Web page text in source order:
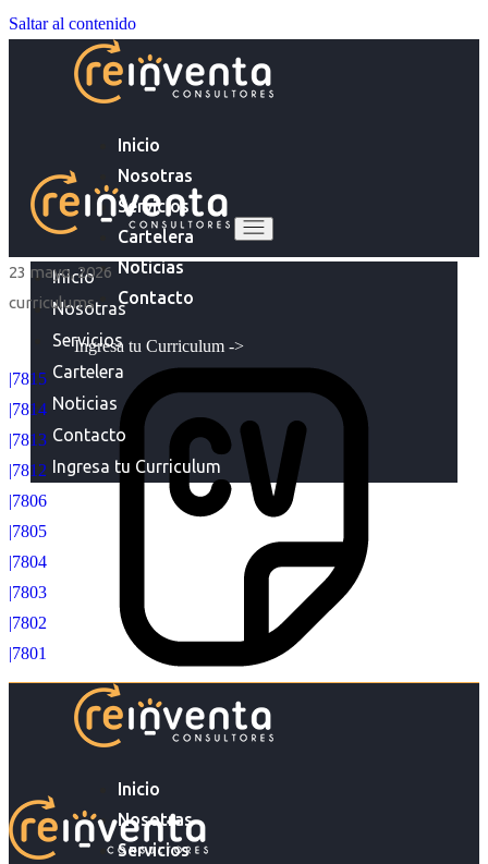
Saltar al contenido
Inicio
Nosotras
Servicios
Cartelera
Noticias
Contacto
Ingresa tu Curriculum ->
Inicio
Nosotras
Servicios
Inicio
Nosotras
Servicios
Cartelera
Noticias
Contacto
Ingresa tu Curriculum
23 mayo, 2026
curriculums
|7815
|7814
|7813
|7812
|7806
|7805
|7804
|7803
|7802
|7801